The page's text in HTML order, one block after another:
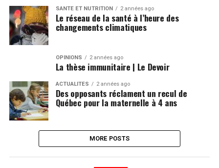
SANTÉ ET NUTRITION 2 années ago
Le réseau de la santé à l’heure des
changements climatiques
OPINIONS 2 années ago
La thèse immunitaire | Le Devoir
ACTUALITÉS 2 années ago
Des opposants réclament un recul de
Québec pour la maternelle à 4 ans
MORE POSTS